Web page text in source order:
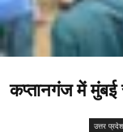
कप्तानगंज में
उत्तर